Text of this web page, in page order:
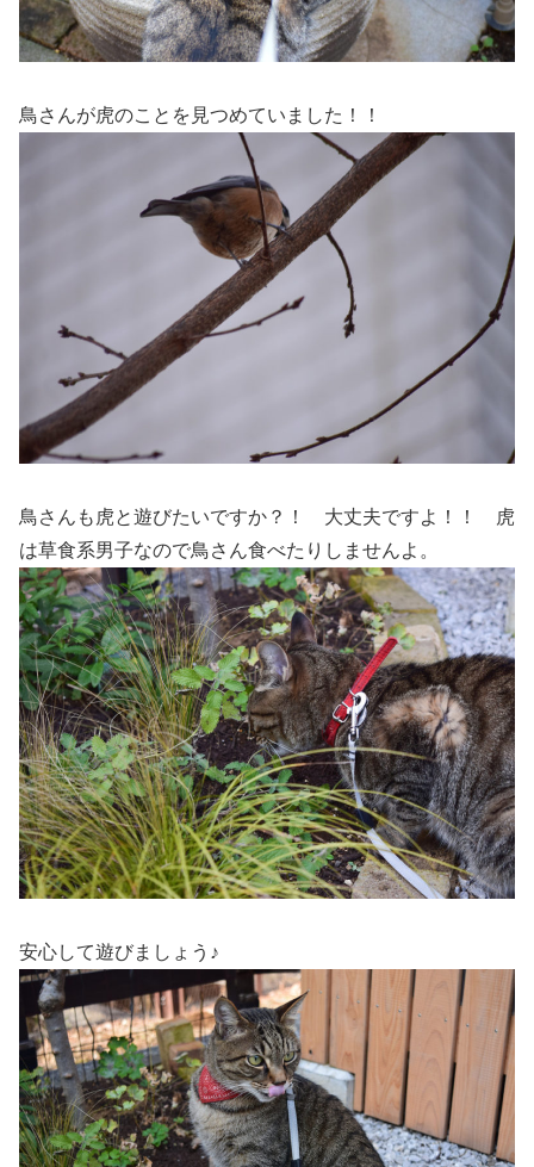
鳥さんが虎のことを見つめていました！！
鳥さんも虎と遊びたいですか？！ 大丈夫ですよ！！ 虎
は草食系男子なので鳥さん食べたりしませんよ。
安心して遊びましょう♪